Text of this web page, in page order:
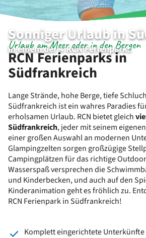
Sonniger Urlaub in
in einem der 4 RCN Ferienparks
RCN Ferienparks in
Südfrankreich
Urlaub am Meer oder in den Bergen
Lange Strände, hohe Berge, tiefe
Südfrankreich ist ein wahres Paradies
erholsamen Urlaub. RCN bietet gleich
Südfrankreich, jeder mit seinem
einer großen Auswahl an modernen
Glampingzelten sorgen großzügige
Campingplätzen für das richtige
Wasserspaß versprechen die
und Kinderbecken, und auch auf den
Kinderanimation geht es fröhlich zu.
RCN Ferienpark in Südfrankreich!
Komplett eingerichtete Unterkünfte